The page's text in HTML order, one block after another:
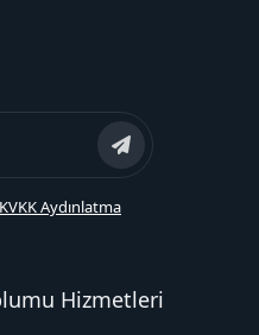
KVKK Aydınlatma
Hizmetleri